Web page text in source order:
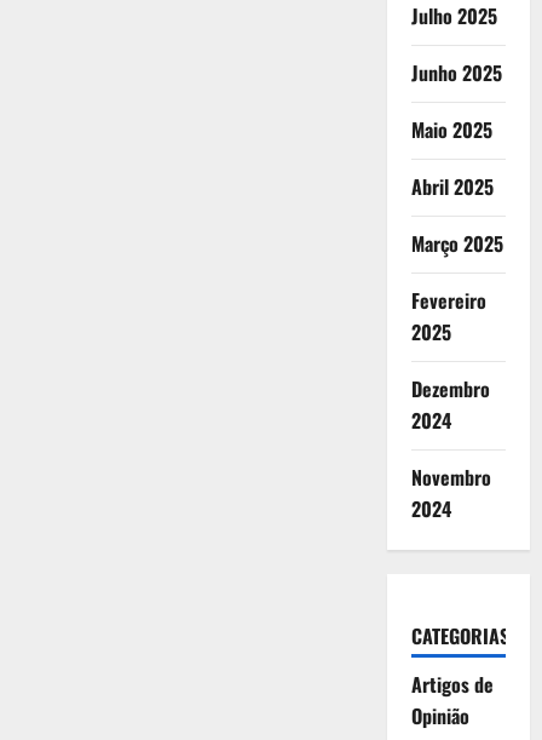
Julho 2025
Junho 2025
Maio 2025
Abril 2025
Março 2025
Fevereiro
2025
Dezembro
2024
Novembro
2024
CATEGORIAS
Artigos de
Opinião